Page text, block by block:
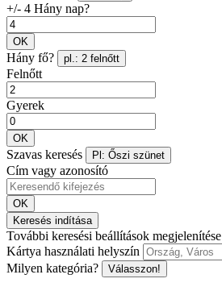
+/- 4 Hány nap?
OK
Hány fő? pl.: 2 felnőtt
Felnőtt
Gyerek
OK
Szavas keresés Pl: Őszi szünet
Cím vagy azonosító
OK
Keresés indítása
További keresési beállítások megjelenítése
Kártya használati helyszín
Milyen kategória?
Válasszon!